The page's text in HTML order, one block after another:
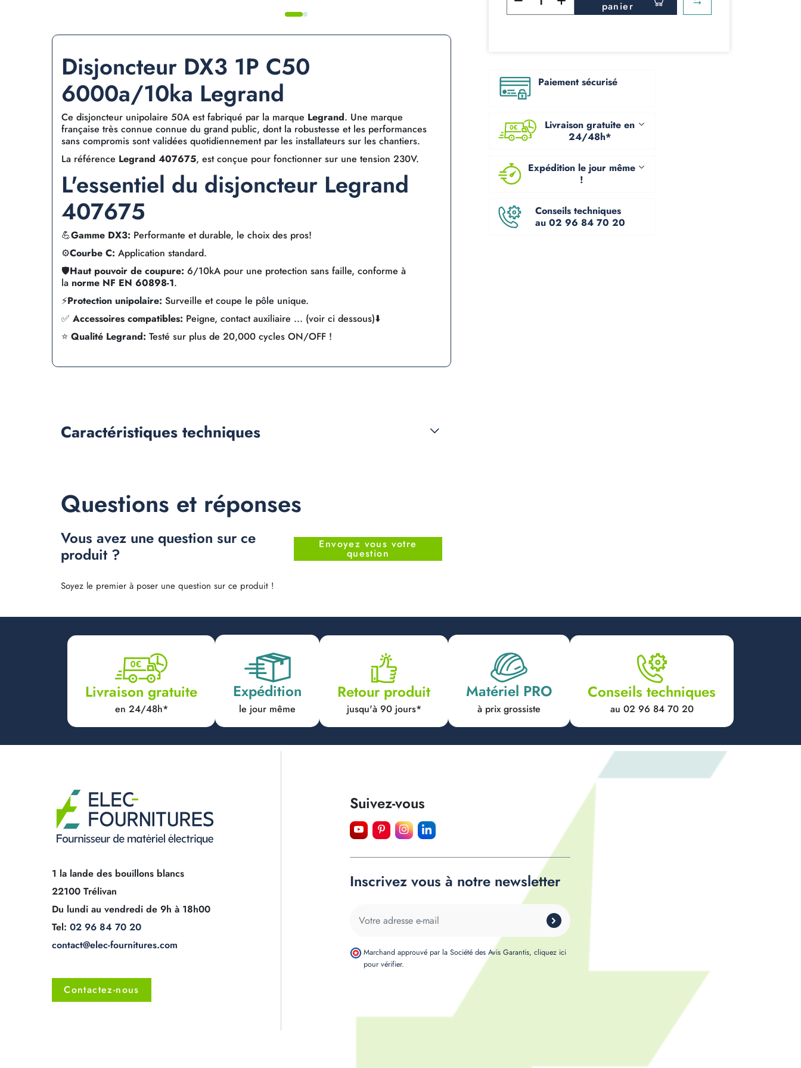
panier
Paiement sécurisé
Livraison gratuite en
24/48h*
Expédition le jour même
!
Conseils techniques
au 02 96 84 70 20
Disjoncteur DX3 1P C50
6000a/10ka Legrand
Ce disjoncteur unipolaire 50A est fabriqué par la marque Legrand. Une marque
française très connue connue du grand public, dont la robustesse et les performances
sans compromis sont validées quotidiennement par les installateurs sur les chantiers.
La référence Legrand 407675, est conçue pour fonctionner sur une tension 230V.
L'essentiel du disjoncteur Legrand
407675
💪Gamme DX3: Performante et durable, le choix des pros!
⚙️Courbe C: Application standard.
🛡️Haut pouvoir de coupure:6/10kA pour une protection sans faille, conforme à
la norme NF EN 60898-1.
⚡Protection unipolaire: Surveille et coupe le pôle unique.
✅Accessoires compatibles: Peigne, contact auxiliaire ... (voir ci dessous)⬇️
⭐Qualité Legrand: Testé sur plus de 20,000 cycles ON/OFF !
Caractéristiquestechniques
Questions et réponses
Vous avez une question sur ce
produit ?
Envoyez vous votre
question
Soyez le premier à poser une question sur ce produit !
Livraison gratuite
en 24/48h*
Expédition
le jour même
Retour produit
jusqu'à 90 jours*
Matériel PRO
à prix grossiste
Conseils techniques
au 02 96 84 70 20
1 la lande des bouillons blancs
22100 Trélivan
Du lundi au vendredi de 9h à 18h00
Tel: 02 96 84 70 20
contact@elec-fournitures.com
Contactez-nous
Suivez-vous
Inscrivez vous à notre newsletter
Marchand approuvé par la Société des Avis Garantis,cliquez ici
pour vérifier.